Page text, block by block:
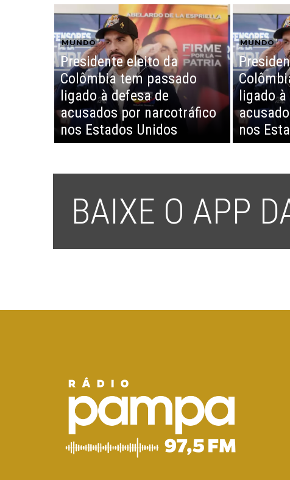
MUNDO
Presidente eleito da
Colômbia tem passado
ligado à defesa de
acusados por narcotráfico
nos Estados Unidos
MUNDO
ligado
nos
BAIXE O APP